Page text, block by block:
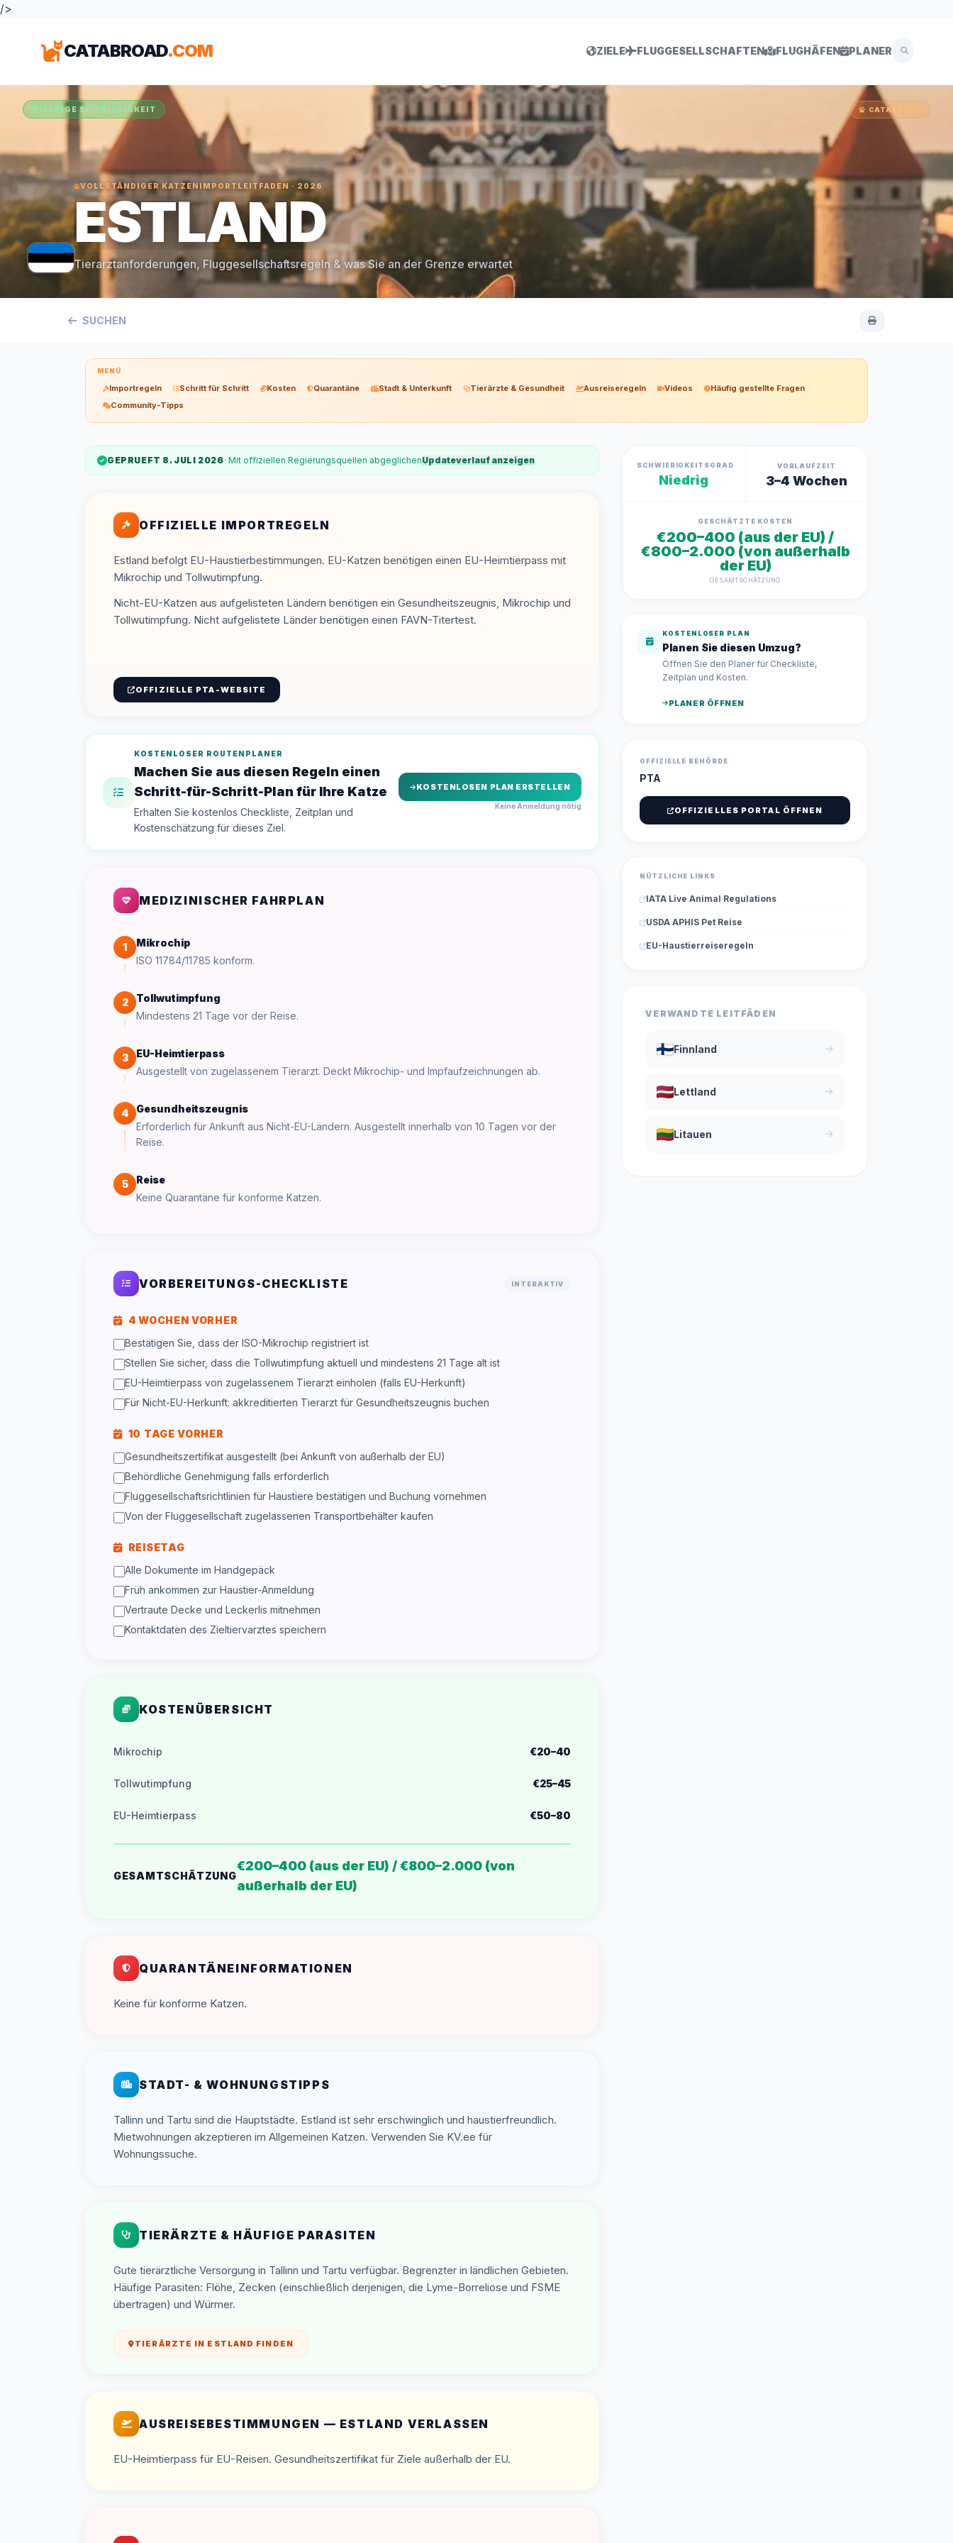
/>
CATABROAD.COM ZIELE FLUGGESELLSCHAFTEN FLUGHÄFEN PLANER
NIEDRIGE SCHWIERIGKEIT CATABROAD
VOLLSTÄNDIGER KATZENIMPORTLEITFADEN · 2026
ESTLAND
Tierarztanforderungen, Fluggesellschaftsregeln & was Sie an der Grenze erwartet
SUCHEN
MENÜ
Importregeln Schritt für Schritt Kosten Quarantäne Stadt & Unterkunft Tierärzte & Gesundheit Ausreiseregeln Videos
Häufig gestellte Fragen
Community-Tipps
GEPRUEFT 8. JULI 2026· Mit offiziellen Regierungsquellen abgeglichenUpdateverlauf anzeigen
OFFIZIELLE IMPORTREGELN
Estland befolgt EU-Haustierbestimmungen. EU-Katzen benötigen einen EU-Heimtierpass mit
Mikrochip und Tollwutimpfung.
Nicht-EU-Katzen aus aufgelisteten Ländern benötigen ein Gesundheitszeugnis, Mikrochip und
Tollwutimpfung. Nicht aufgelistete Länder benötigen einen FAVN-Titertest.
OFFIZIELLE PTA-WEBSITE
KOSTENLOSER ROUTENPLANER
Machen Sie aus diesen Regeln einen
Schritt-für-Schritt-Plan für Ihre Katze
Erhalten Sie kostenlos Checkliste, Zeitplan und
Kostenschätzung für dieses Ziel.
KOSTENLOSEN PLAN ERSTELLEN
Keine Anmeldung nötig
MEDIZINISCHER FAHRPLAN
1
Mikrochip
ISO 11784/11785 konform.
2
Tollwutimpfung
Mindestens 21 Tage vor der Reise.
3
EU-Heimtierpass
Ausgestellt von zugelassenem Tierarzt. Deckt Mikrochip- und Impfaufzeichnungen ab.
4
Gesundheitszeugnis
Erforderlich für Ankunft aus Nicht-EU-Ländern. Ausgestellt innerhalb von 10 Tagen vor der
Reise.
5
Reise
Keine Quarantäne für konforme Katzen.
VORBEREITUNGS-CHECKLISTE INTERAKTIV
4 WOCHEN VORHER
Bestätigen Sie, dass der ISO-Mikrochip registriert ist
Stellen Sie sicher, dass die Tollwutimpfung aktuell und mindestens 21 Tage alt ist
EU-Heimtierpass von zugelassenem Tierarzt einholen (falls EU-Herkunft)
Für Nicht-EU-Herkunft: akkreditierten Tierarzt für Gesundheitszeugnis buchen
10 TAGE VORHER
Gesundheitszertifikat ausgestellt (bei Ankunft von außerhalb der EU)
Behördliche Genehmigung falls erforderlich
Fluggesellschaftsrichtlinien für Haustiere bestätigen und Buchung vornehmen
Von der Fluggesellschaft zugelassenen Transportbehälter kaufen
REISETAG
Alle Dokumente im Handgepäck
Früh ankommen zur Haustier-Anmeldung
Vertraute Decke und Leckerlis mitnehmen
Kontaktdaten des Zieltiervarztes speichern
KOSTENÜBERSICHT
Mikrochip €20–40
Tollwutimpfung €25–45
EU-Heimtierpass €50–80
GESAMTSCHÄTZUNG
€200–400 (aus der EU) / €800–2.000 (von
außerhalb der EU)
QUARANTÄNEINFORMATIONEN
Keine für konforme Katzen.
STADT- & WOHNUNGSTIPPS
Tallinn und Tartu sind die Hauptstädte. Estland ist sehr erschwinglich und haustierfreundlich.
Mietwohnungen akzeptieren im Allgemeinen Katzen. Verwenden Sie KV.ee für
Wohnungssuche.
TIERÄRZTE & HÄUFIGE PARASITEN
Gute tierärztliche Versorgung in Tallinn und Tartu verfügbar. Begrenzter in ländlichen Gebieten.
Häufige Parasiten: Flöhe, Zecken (einschließlich derjenigen, die Lyme-Borreliose und FSME
übertragen) und Würmer.
TIERÄRZTE IN ESTLAND FINDEN
AUSREISEBESTIMMUNGEN — ESTLAND VERLASSEN
EU-Heimtierpass für EU-Reisen. Gesundheitszertifikat für Ziele außerhalb der EU.
SCHWIERIGKEITSGRAD
Niedrig
VORLAUFZEIT
3–4 Wochen
GESCHÄTZTE KOSTEN
€200–400 (aus der EU) /
€800–2.000 (von außerhalb
der EU)
GESAMTSCHÄTZUNG
KOSTENLOSER PLAN
Planen Sie diesen Umzug?
Öffnen Sie den Planer für Checkliste,
Zeitplan und Kosten.
PLANER ÖFFNEN
OFFIZIELLE BEHÖRDE
PTA
OFFIZIELLES PORTAL ÖFFNEN
NÜTZLICHE LINKS
IATA Live Animal Regulations
USDA APHIS Pet Reise
EU-Haustierreiseregeln
VERWANDTE LEITFÄDEN
Finnland
Lettland
Litauen